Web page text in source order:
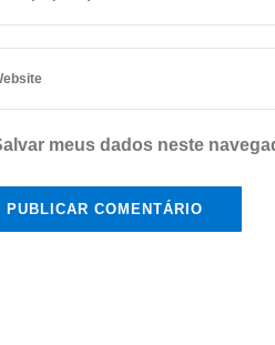
meus dados neste